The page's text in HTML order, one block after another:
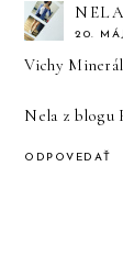
20.
Vichy
Nela z blogu
ODPOVEDAŤ